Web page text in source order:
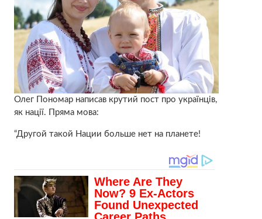
Олег Пономар написав крутий пост про українців,
як нації. Пряма мова:
“Другой такой Нации больше нет на планете!